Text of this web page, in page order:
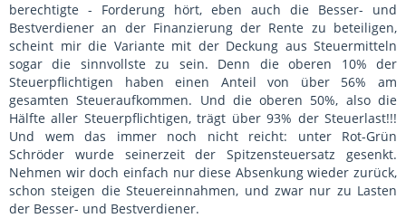
berechtigte - Forderung hört, eben auch die Besser- und
Bestverdiener an der Finanzierung der Rente zu beteiligen,
scheint mir die Variante mit der Deckung aus Steuermitteln
sogar die sinnvollste zu sein. Denn die oberen 10% der
Steuerpflichtigen haben einen Anteil von über 56% am
gesamten Steueraufkommen. Und die oberen 50%, also die
Hälfte aller Steuerpflichtigen, trägt über 93% der Steuerlast!!!
Und wem das immer noch nicht reicht: unter Rot-Grün
Schröder wurde seinerzeit der Spitzensteuersatz gesenkt.
Nehmen wir doch einfach nur diese Absenkung wieder zurück,
schon steigen die Steuereinnahmen, und zwar nur zu Lasten
der Besser- und Bestverdiener.